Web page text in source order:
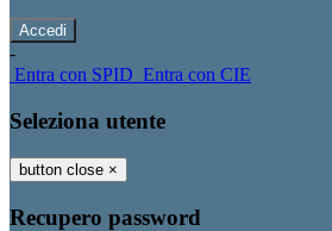
-
Entra con SPID Entra con CIE
Seleziona utente
button close ×
Recupero password